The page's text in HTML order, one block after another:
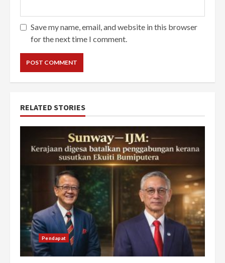
Save my name, email, and website in this browser
for the next time I comment.
RELATED STORIES
Pendapat